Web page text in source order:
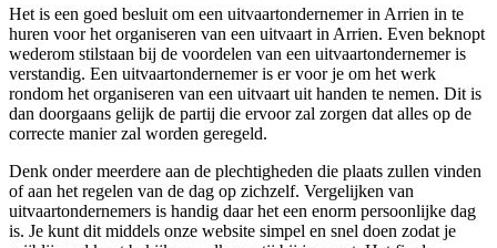
Het is een goed besluit om een uitvaartondernemer in Arrien in te
huren voor het organiseren van een uitvaart in Arrien. Even beknopt
wederom stilstaan bij de voordelen van een uitvaartondernemer is
verstandig. Een uitvaartondernemer is er voor je om het werk
rondom het organiseren van een uitvaart uit handen te nemen. Dit is
dan doorgaans gelijk de partij die ervoor zal zorgen dat alles op de
correcte manier zal worden geregeld.
Denk onder meerdere aan de plechtigheden die plaats zullen vinden
of aan het regelen van de dag op zichzelf. Vergelijken van
uitvaartondernemers is handig daar het een enorm persoonlijke dag
is. Je kunt dit middels onze website simpel en snel doen zodat je